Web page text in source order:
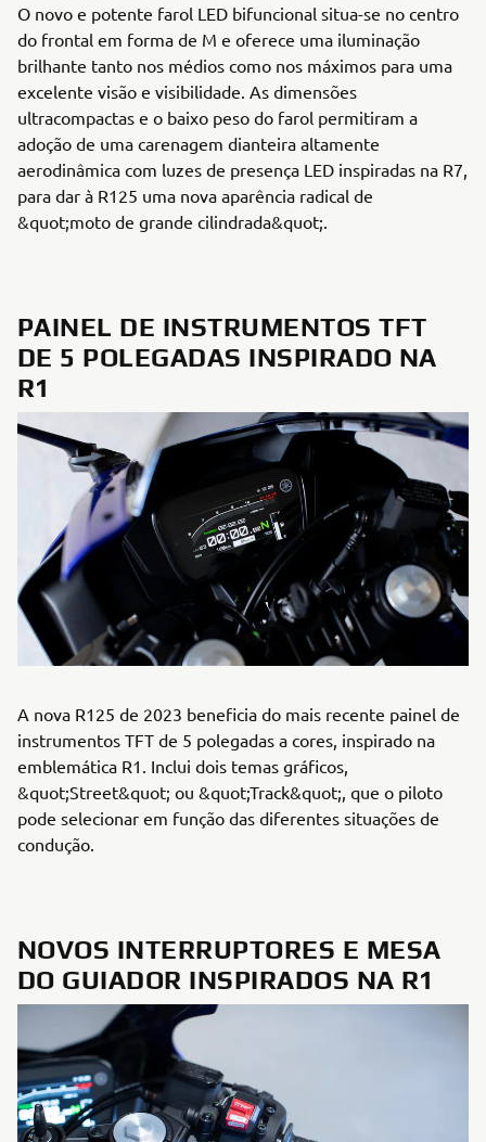
O novo e potente farol LED bifuncional situa-se no centro
do frontal em forma de M e oferece uma iluminação
brilhante tanto nos médios como nos máximos para uma
excelente visão e visibilidade. As dimensões
ultracompactas e o baixo peso do farol permitiram a
adoção de uma carenagem dianteira altamente
aerodinâmica com luzes de presença LED inspiradas na R7,
para dar à R125 uma nova aparência radical de
&quot;moto de grande cilindrada&quot;.
PAINEL DE INSTRUMENTOS TFT
DE 5 POLEGADAS INSPIRADO NA
R1
A nova R125 de 2023 beneficia do mais recente painel de
instrumentos TFT de 5 polegadas a cores, inspirado na
emblemática R1. Inclui dois temas gráficos,
&quot;Street&quot; ou &quot;Track&quot;, que o piloto
pode selecionar em função das diferentes situações de
condução.
NOVOS INTERRUPTORES E MESA
DO GUIADOR INSPIRADOS NA R1